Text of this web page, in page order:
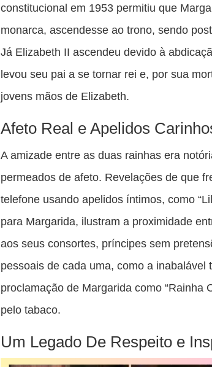
constitucional em 1953 permitiu que
monarca, ascendesse ao trono, sendo
Já Elizabeth II ascendeu devido à
levou seu pai a se tornar rei e, por sua
jovens mãos de Elizabeth.
Afeto Real e Apelidos
A amizade entre as duas rainhas era
permeados de afeto. Revelações de que
telefone usando apelidos íntimos, como
para Margarida, ilustram a proximidade
aos seus consortes, príncipes sem
pessoais de cada uma, como a inabalável
proclamação de Margarida como “Rainha
pelo tabaco.
Um Legado De Respeito e